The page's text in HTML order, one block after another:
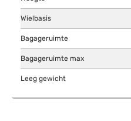
Wielbasis
Bagageruimte
Bagageruimte max
Leeg gewicht